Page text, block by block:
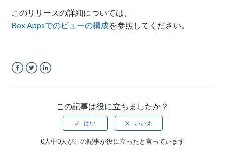
このリリースの詳細については、
Box Appsでのビューの構成を参照してください。
この記事は役に立ちましたか？
0人中0人がこの記事が役に立ったと言っています